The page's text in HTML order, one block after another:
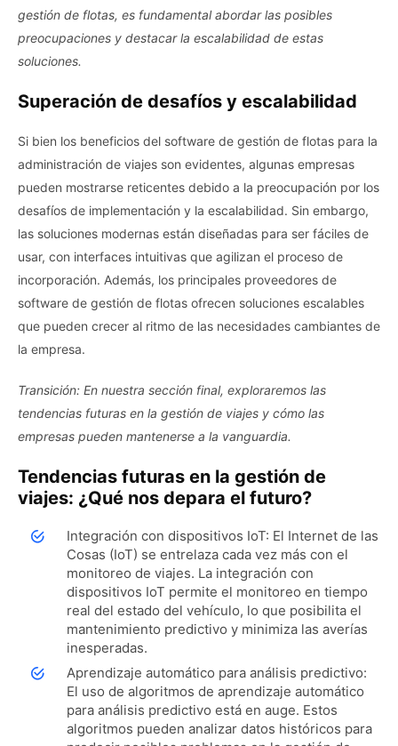
gestión de flotas, es fundamental abordar las posibles
preocupaciones y destacar la escalabilidad de estas
soluciones.
Superación de desafíos y escalabilidad
Si bien los beneficios del software de gestión de flotas para la
administración de viajes son evidentes, algunas empresas
pueden mostrarse reticentes debido a la preocupación por los
desafíos de implementación y la escalabilidad. Sin embargo,
las soluciones modernas están diseñadas para ser fáciles de
usar, con interfaces intuitivas que agilizan el proceso de
incorporación. Además, los principales proveedores de
software de gestión de flotas ofrecen soluciones escalables
que pueden crecer al ritmo de las necesidades cambiantes de
la empresa.
Transición: En nuestra sección final, exploraremos las
tendencias futuras en la gestión de viajes y cómo las
empresas pueden mantenerse a la vanguardia.
Tendencias futuras en la gestión de
viajes: ¿Qué nos depara el futuro?
Integración con dispositivos IoT: El Internet de las
Cosas (IoT) se entrelaza cada vez más con el
monitoreo de viajes. La integración con
dispositivos IoT permite el monitoreo en tiempo
real del estado del vehículo, lo que posibilita el
mantenimiento predictivo y minimiza las averías
inesperadas.
Aprendizaje automático para análisis predictivo:
El uso de algoritmos de aprendizaje automático
para análisis predictivo está en auge. Estos
algoritmos pueden analizar datos históricos para